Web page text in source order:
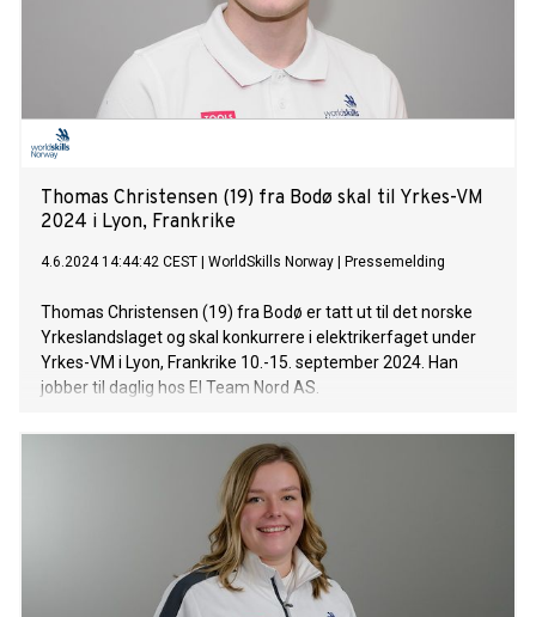
Thomas Christensen (19) fra Bodø skal til Yrkes-VM
2024 i Lyon, Frankrike
4.6.2024 14:44:42 CEST WorldSkills Norway Pressemelding
Thomas Christensen (19) fra Bodø er tatt ut til det norske
Yrkeslandslaget og skal konkurrere i elektrikerfaget under
Yrkes-VM i Lyon, Frankrike 10.-15. september 2024. Han
jobber til daglig hos El Team Nord AS.